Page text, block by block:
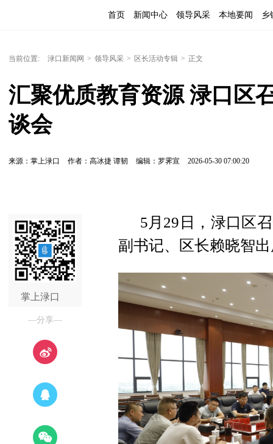
首页 新闻中心 领导风采 本地要闻 乡
当前位置: 渌口新闻网 > 领导风采 > 区长活动专辑 > 正文
汇聚优质教育资源 渌口区
谈会
来源：掌上渌口 作者：高冰捷 谭韧 编辑：罗霁宣 2026-05-30 07:00:20
掌上渌口
—分享—
5月29日，渌口区
副书记、区长赖晓智